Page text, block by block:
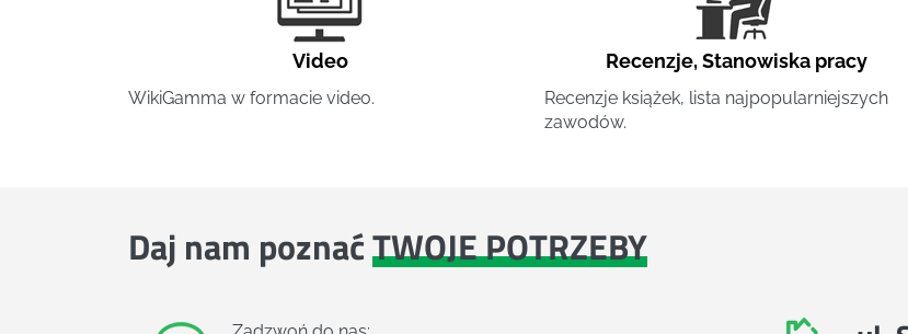
Video
WikiGamma w formacie video.
Recenzje,Stanowiska pracy
Recenzje książek, lista najpopularniejszych
zawodów.
Daj nam poznaćTWOJE POTRZEBY